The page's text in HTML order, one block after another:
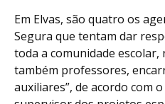
Em Elvas, são quatro os
Segura que tentam dar
toda a comunidade escolar,
também professores,
auxiliares”, de acordo com